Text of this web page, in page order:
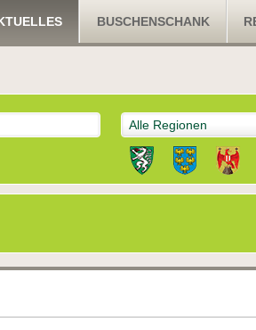
BUSCHENSCHANK
Alle Regionen